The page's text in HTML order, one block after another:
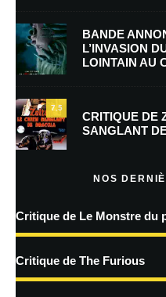
Enregistrer mon nom, mon e-
mon prochain commentaire.
plus sur la façon dont les
BANDE
L’INVASION
LOINTAIN AU
7.5
CRITIQUE DE
SANGLANT
NOS
Critique de Le Monstre du
Critique de The Furious